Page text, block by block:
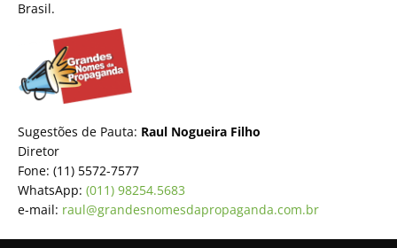
Brasil.
Sugestões de Pauta: Raul Nogueira Filho
Diretor
Fone: (11) 5572-7577
WhatsApp: (011) 98254.5683
e-mail: raul@grandesnomesdapropaganda.com.br